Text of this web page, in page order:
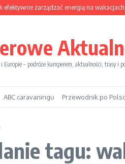
zarządzać energią na wakacjach
i Europie – podróże kamperem, aktualności, trasy i
ABC caravaningu Przewodnik po
tagu: